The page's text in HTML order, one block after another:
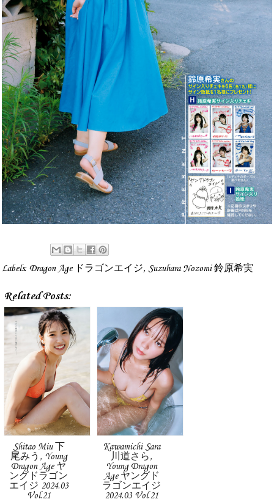
Labels: Dragon Age ドラゴンエイジ, Suzuhara Nozomi 鈴原希実
Related Posts:
Shitao Miu 下
尾みう, Young
Dragon Age ヤ
ングドラゴン
エイジ 2024.03
Vol.21
Kawamichi Sara
川道さら,
Young Dragon
Age ヤングド
ラゴンエイジ
2024.03 Vol.21